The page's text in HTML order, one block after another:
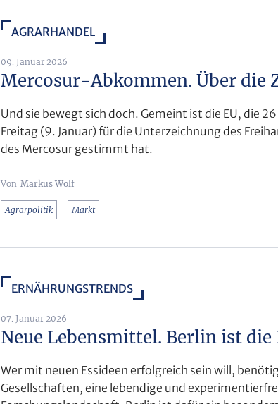
AGRARHANDEL
09. Januar 2026
Mercosur-Abkommen. Über die
Und sie bewegt sich doch. Gemeint ist die EU, die
Freitag (9. Januar) für die Unterzeichnung des
des Mercosur gestimmt hat.
Markus Wolf
Agrarpolitik Markt
ERNÄHRUNGSTRENDS
07. Januar 2026
Neue Lebensmittel. Berlin ist
Wer mit neuen Essideen erfolgreich sein will,
Gesellschaften, eine lebendige und